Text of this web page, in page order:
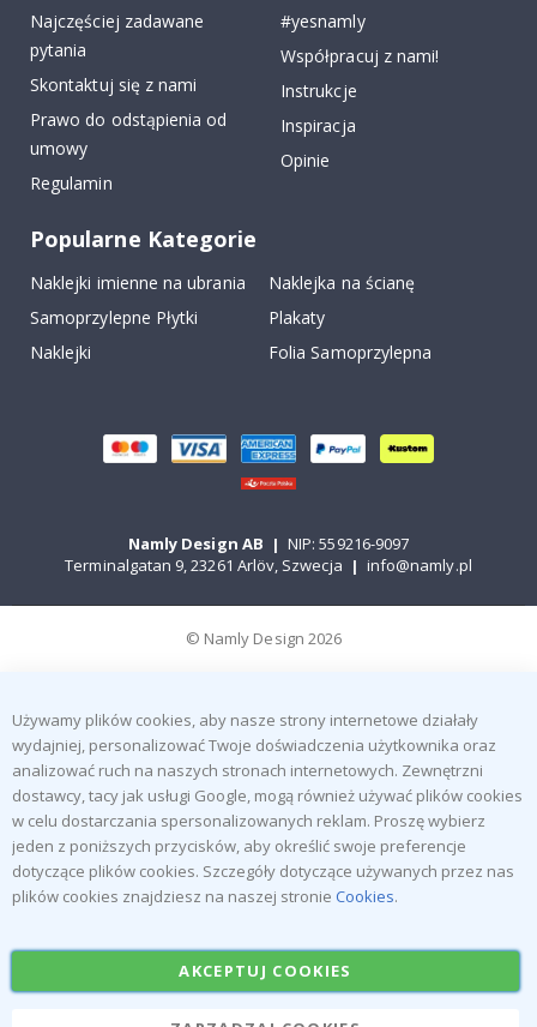
Najczęściej zadawane
pytania
Skontaktuj się z nami
Prawo do odstąpienia od
umowy
Regulamin
#yesnamly
Współpracuj z nami!
Instrukcje
Inspiracja
Opinie
Popularne Kategorie
Naklejki imienne na ubrania
Naklejka na ścianę
Samoprzylepne Płytki
Plakaty
Naklejki
Folia Samoprzylepna
Namly Design AB | NIP: 559216-9097
Terminalgatan 9, 23261 Arlöv, Szwecja | info@namly.pl
© Namly Design 2026
Używamy plików cookies, aby nasze strony internetowe działały
wydajniej, personalizować Twoje doświadczenia użytkownika oraz
analizować ruch na naszych stronach internetowych. Zewnętrzni
dostawcy, tacy jak usługi Google, mogą również używać plików cookies
w celu dostarczania spersonalizowanych reklam. Proszę wybierz
jeden z poniższych przycisków, aby określić swoje preferencje
dotyczące plików cookies. Szczegóły dotyczące używanych przez nas
plików cookies znajdziesz na naszej stronie Cookies.
AKCEPTUJ COOKIES